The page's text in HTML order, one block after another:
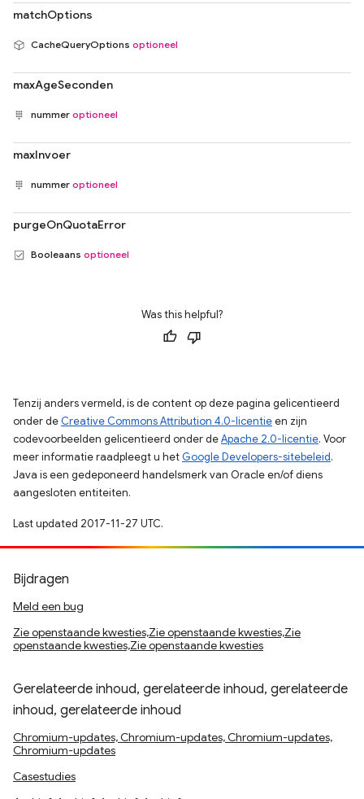
matchOptions
CacheQueryOptions optioneel
maxAgeSeconden
nummer optioneel
maxInvoer
nummer optioneel
purgeOnQuotaError
Booleaans optioneel
Was this helpful?
Tenzij anders vermeld, is de content op deze pagina gelicentieerd
onder de Creative Commons Attribution 4.0-licentieen zijn
codevoorbeelden gelicentieerd onder deApache 2.0-licentie. Voor
meer informatie raadpleegt u het Google Developers-sitebeleid.
Java is een gedeponeerd handelsmerk van Oracle en/of diens
aangesloten entiteiten.
Last updated 2017-11-27 UTC.
Bijdragen
Meld een bug
Zie openstaande kwesties,Zie openstaande kwesties,Zie
openstaande kwesties,Zie openstaande kwesties
Gerelateerde inhoud, gerelateerde inhoud, gerelateerde
inhoud, gerelateerde inhoud
Chromium-updates, Chromium-updates, Chromium-updates,
Chromium-updates
Casestudies